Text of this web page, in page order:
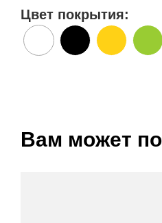
Цвет покрытия:
Вам может